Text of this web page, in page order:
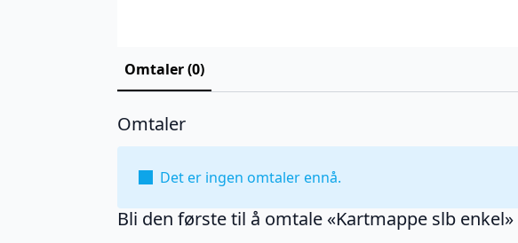
Omtaler (0)
Omtaler
Det er ingen omtaler ennå.
Bli den første til å omtale «Kartmappe slb enkel»